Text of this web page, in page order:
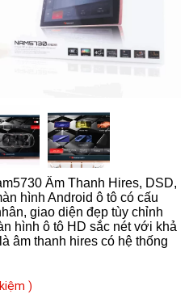
Âm Thanh Hires, DSD,
hình Android ô tô có cấu
giao diện đẹp tùy chỉnh
hình ô tô HD sắc nét với khả
âm thanh hires có hệ thống
)